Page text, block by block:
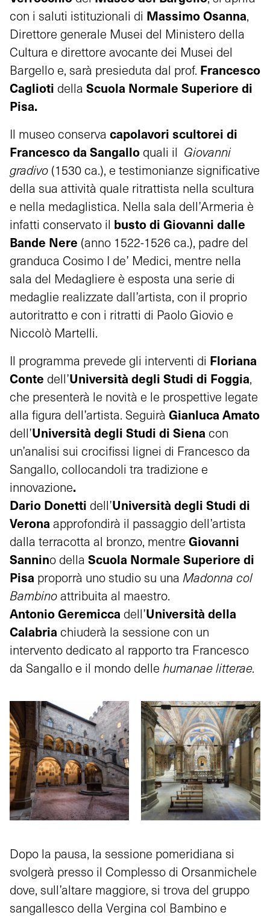
con i saluti istituzionali di Massimo Osanna,
Direttore generale Musei del Ministero della
Cultura e direttore avocante dei Musei del
Bargello e, sarà presieduta dal prof. Francesco
Caglioti della Scuola Normale Superiore di
Pisa.
Il museo conserva capolavori scultorei di
Francesco da Sangallo quali il Giovanni
gradivo (1530 ca.), e testimonianze significative
della sua attività quale ritrattista nella scultura
e nella medaglistica. Nella sala dell’Armeria è
infatti conservato il busto di Giovanni dalle
Bande Nere (anno 1522-1526 ca.), padre del
granduca Cosimo I de’ Medici, mentre nella
sala del Medagliere è esposta una serie di
medaglie realizzate dall’artista, con il proprio
autoritratto e con i ritratti di Paolo Giovio e
Niccolò Martelli.
Il programma prevede gli interventi di Floriana
Conte dell’Università degli Studi di Foggia,
che presenterà le novità e le prospettive legate
alla figura dell’artista. Seguirà Gianluca Amato
dell’Università degli Studi di Siena con
un’analisi sui crocifissi lignei di Francesco da
Sangallo, collocandoli tra tradizione e
innovazione.
Dario Donetti dell’Università degli Studi di
Verona approfondirà il passaggio dell’artista
dalla terracotta al bronzo, mentre Giovanni
Sannino della Scuola Normale Superiore di
Pisa proporrà uno studio su una Madonna col
Bambinoattribuita al maestro.
Antonio Geremicca dell’Università della
Calabria chiuderà la sessione con un
intervento dedicato al rapporto tra Francesco
da Sangallo e il mondo delle humanae litterae.
Dopo la pausa, la sessione pomeridiana si
svolgerà presso il Complesso di Orsanmichele
dove, sull’altare maggiore, si trova del gruppo
sangallesco della Vergina col Bambino e